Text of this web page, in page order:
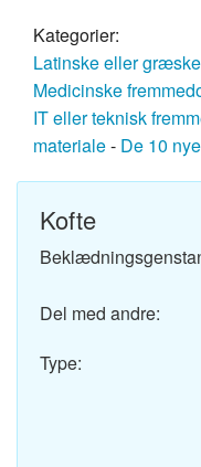
Kategorier:
Latinske eller
Medicinske
IT eller teknisk
materiale- De 10
Kofte
Del med andre:
Type: